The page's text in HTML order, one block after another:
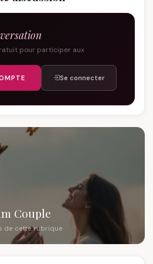
pour participer aux
Se connecter
Couple
de cette rubrique